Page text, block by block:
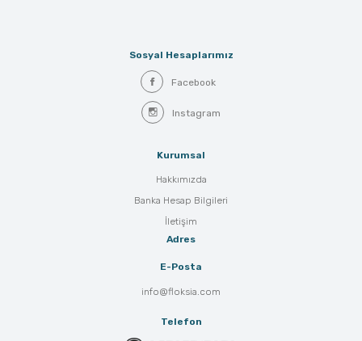
Sosyal Hesaplarımız
Facebook
Instagram
Kurumsal
Hakkımızda
Banka Hesap Bilgileri
İletişim
Adres
E-Posta
info@floksia.com
Telefon